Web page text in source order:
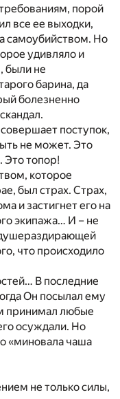
порой
все ее выходки,
самоубийством. Но
удивляло и
были не
барина, да
болезненно
поступок,
не может. Это
Это топор!
которое
был страх. Страх,
и застигнет его на
экипажа… И – не
что происходило
В последние
Он посылал ему
принимал любые
осуждали. Но
«миновала чаша
не только силы,